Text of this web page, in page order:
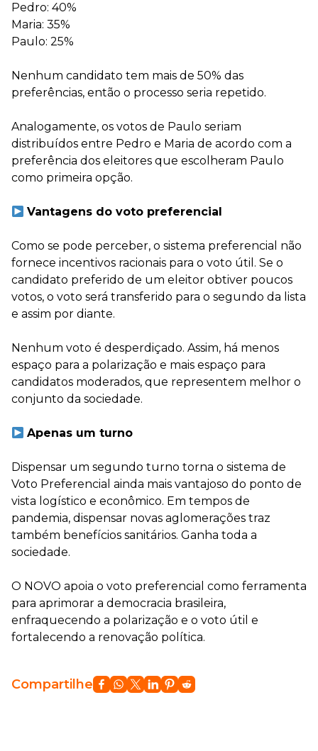
Pedro: 40%
Maria: 35%
Paulo: 25%
Nenhum candidato tem mais de 50% das
preferências, então o processo seria repetido.
Analogamente, os votos de Paulo seriam
distribuídos entre Pedro e Maria de acordo com a
preferência dos eleitores que escolheram Paulo
como primeira opção.
Vantagens do voto preferencial
Como se pode perceber, o sistema preferencial não
fornece incentivos racionais para o voto útil. Se o
candidato preferido de um eleitor obtiver poucos
votos, o voto será transferido para o segundo da lista
e assim por diante.
Nenhum voto é desperdiçado. Assim, há menos
espaço para a polarização e mais espaço para
candidatos moderados, que representem melhor o
conjunto da sociedade.
Apenas um turno
Dispensar um segundo turno torna o sistema de
Voto Preferencial ainda mais vantajoso do ponto de
vista logístico e econômico. Em tempos de
pandemia, dispensar novas aglomerações traz
também benefícios sanitários. Ganha toda a
sociedade.
O NOVO apoia o voto preferencial como ferramenta
para aprimorar a democracia brasileira,
enfraquecendo a polarização e o voto útil e
fortalecendo a renovação política.
Compartilhe